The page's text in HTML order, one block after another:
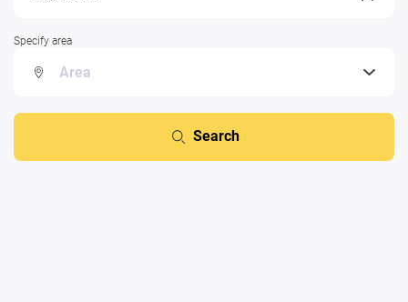
Specify area
Search